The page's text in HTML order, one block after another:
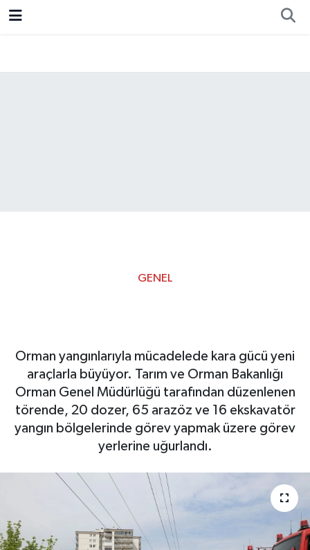
GENEL
eklendi
Orman yangınlarıyla mücadelede kara gücü yeni
araçlarla büyüyor. Tarım ve Orman Bakanlığı
Orman Genel Müdürlüğü tarafından düzenlenen
törende, 20 dozer, 65 arazöz ve 16 ekskavatör
yangın bölgelerinde görev yapmak üzere görev
yerlerine uğurlandı.